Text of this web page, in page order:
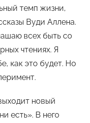
темп жизни,
Вуди Аллена.
всех быть со
чтениях. Я
как это будет. Но
новый
есть». В него